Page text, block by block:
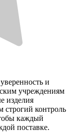
и
учреждениям
изделия
строгий контроль
каждый
поставке.